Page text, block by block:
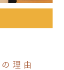
の理由